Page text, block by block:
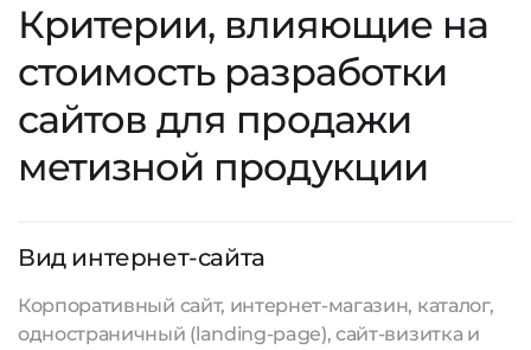
Критерии, влияющие на
стоимость разработки
сайтов для продажи
метизной продукции
Вид интернет-сайта
Корпоративный сайт, интернет-магазин, каталог,
одностраничный (landing-page), сайт-визитка и